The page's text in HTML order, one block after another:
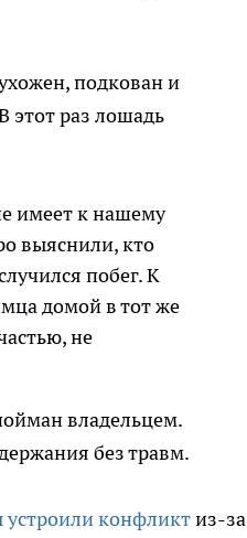
подкован и
этот раз лошадь
имеет к нашему
выяснили, кто
побег. К
домой в тот же
не
владельцем.
без травм.
устроили конфликтиз-за